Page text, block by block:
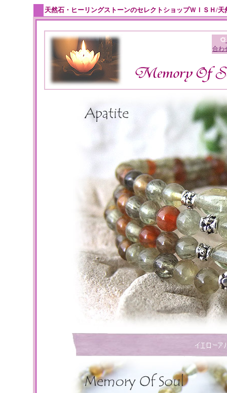
天然石・ヒーリングストーンのセレクトショップＷＩＳＨ/
合わ